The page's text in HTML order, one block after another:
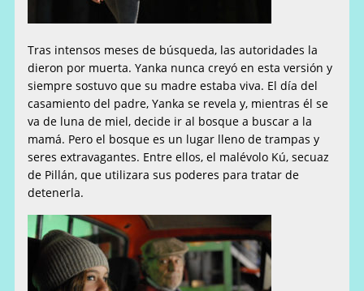
Tras intensos meses de búsqueda, las autoridades la
dieron por muerta. Yanka nunca creyó en esta versión y
siempre sostuvo que su madre estaba viva. El día del
casamiento del padre, Yanka se revela y, mientras él se
va de luna de miel, decide ir al bosque a buscar a la
mamá. Pero el bosque es un lugar lleno de trampas y
seres extravagantes. Entre ellos, el malévolo Kú, secuaz
de Pillán, que utilizara sus poderes para tratar de
detenerla.